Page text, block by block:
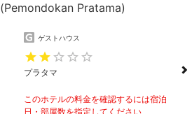
(Pemondokan Pratama)
ゲストハウス
プラタマ
このホテルの料金を確認するには宿泊
日・部屋数を指定してください